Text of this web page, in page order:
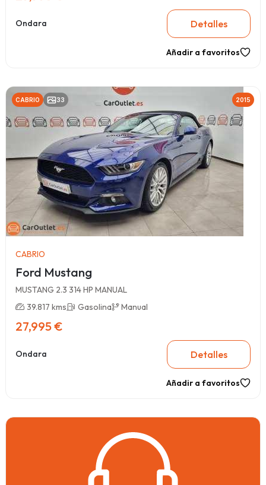
Ondara Detalles
Añadir a favoritos
CABRIO 33 2015
CABRIO
Ford Mustang
MUSTANG 2.3 314 HP MANUAL
39.817 kms
Gasolina Manual
27,995 €
Ondara Detalles
Añadir a favoritos